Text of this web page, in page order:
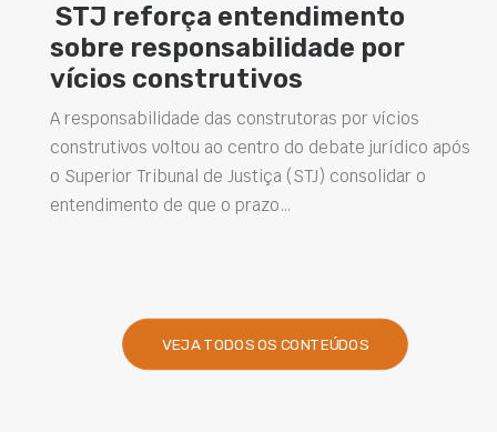
STJ reforça entendimento
sobre responsabilidade por
vícios construtivos
A responsabilidade das construtoras por vícios
construtivos voltou ao centro do debate jurídico após
o Superior Tribunal de Justiça (STJ) consolidar o
entendimento de que o prazo…
VEJA TODOS OS CONTEÚDOS